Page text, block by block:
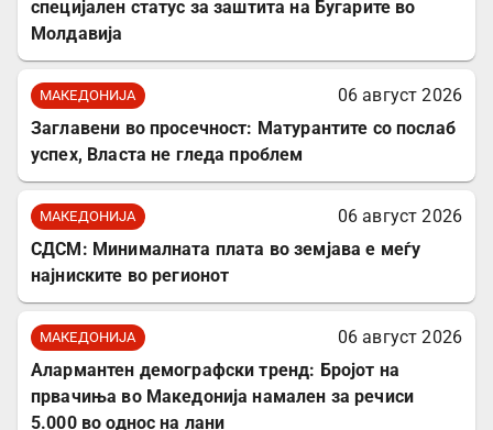
специјален статус за заштита на Бугарите во
Молдавија
МАКЕДОНИЈА
06 август 2026
Заглавени во просечност: Матурантите со послаб
успех, Власта не гледа проблем
МАКЕДОНИЈА
06 август 2026
СДСМ: Минималната плата во земјава е меѓу
најниските во регионот
МАКЕДОНИЈА
06 август 2026
Алармантен демографски тренд: Бројот на
првачиња во Македонија намален за речиси
5.000 во однос на лани